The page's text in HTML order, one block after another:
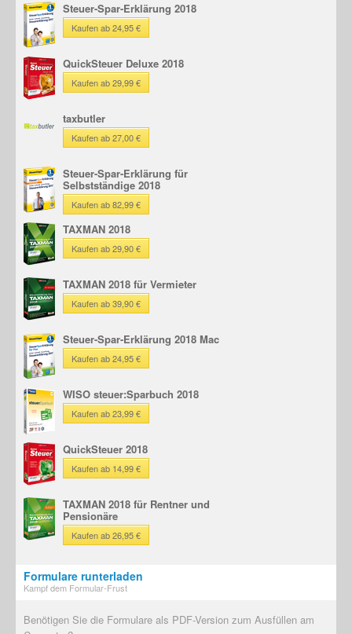
Steuer-Spar-Erklärung 2018
Kaufen ab 24,95 €
QuickSteuer Deluxe 2018
Kaufen ab 29,99 €
taxbutler
Kaufen ab 27,00 €
Steuer-Spar-Erklärung für
Selbstständige 2018
Kaufen ab 82,99 €
TAXMAN 2018
Kaufen ab 29,90 €
TAXMAN 2018 für Vermieter
Kaufen ab 39,90 €
Steuer-Spar-Erklärung 2018 Mac
Kaufen ab 24,95 €
WISO steuer:Sparbuch 2018
Kaufen ab 23,99 €
QuickSteuer 2018
Kaufen ab 14,99 €
TAXMAN 2018 für Rentner und
Pensionäre
Kaufen ab 26,95 €
Formulare runterladen
Kampf dem Formular-Frust
Benötigen Sie die Formulare als PDF-Version zum Ausfüllen am